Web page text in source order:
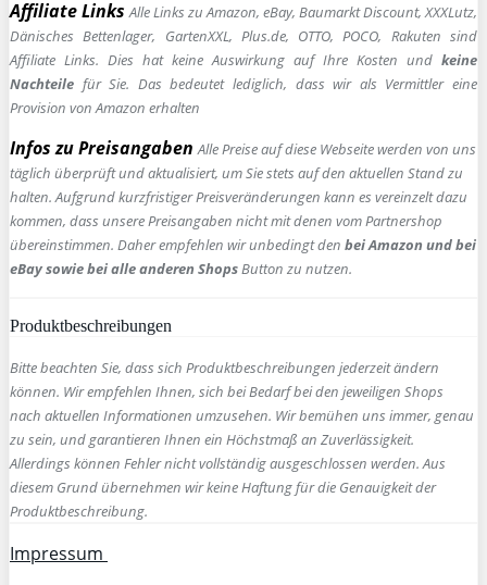
Affiliate Links Alle Links zu Amazon, eBay, Baumarkt Discount, XXXLutz,
Dänisches Bettenlager, GartenXXL, Plus.de, OTTO, POCO, Rakuten sind
Affiliate Links. Dies hat keine Auswirkung auf Ihre Kosten und keine
Nachteile für Sie. Das bedeutet lediglich, dass wir als Vermittler eine
Provision von Amazon erhalten
Infos zu Preisangaben Alle Preise auf diese Webseite werden von uns
täglich überprüft und aktualisiert, um Sie stets auf den aktuellen Stand zu
halten. Aufgrund kurzfristiger Preisveränderungen kann es vereinzelt dazu
kommen, dass unsere Preisangaben nicht mit denen vom Partnershop
übereinstimmen. Daher empfehlen wir unbedingt den bei Amazon und bei
eBay sowie bei alle anderen ShopsButton zu nutzen.
Produktbeschreibungen
Bitte beachten Sie, dass sich Produktbeschreibungen jederzeit ändern
können. Wir empfehlen Ihnen, sich bei Bedarf bei den jeweiligen Shops
nach aktuellen Informationen umzusehen. Wir bemühen uns immer, genau
zu sein, und garantieren Ihnen ein Höchstmaß an Zuverlässigkeit.
Allerdings können Fehler nicht vollständig ausgeschlossen werden. Aus
diesem Grund übernehmen wir keine Haftung für die Genauigkeit der
Produktbeschreibung.
Impressum